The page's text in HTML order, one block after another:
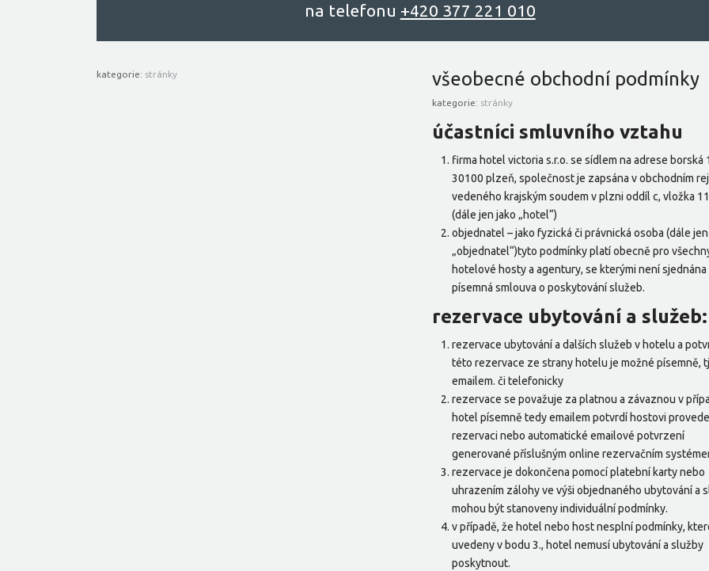
na telefonu +420 377 221 010
kategorie: stránky všeobecné obchodní podmínky
kategorie: stránky
účastníci smluvního vztahu
firma hotel victoria s.r.o. se sídlem na adrese borská
30100 plzeň, společnost je zapsána v obchodním
vedeného krajským soudem v plzni oddíl c, vložka
(dále jen jako „hotel“)
objednatel – jako fyzická či právnická osoba (dále jen
„objednatel“)tyto podmínky platí obecně pro
hotelové hosty a agentury, se kterými není sjednána
písemná smlouva o poskytování služeb.
rezervace ubytování a služeb:
rezervace ubytování a dalších služeb v hotelu a
této rezervace ze strany hotelu je možné písemně,
emailem. či telefonicky
rezervace se považuje za platnou a závaznou v
hotel písemně tedy emailem potvrdí hostovi
rezervaci nebo automatické emailové potvrzení
generované příslušným online rezervačním
rezervace je dokončena pomocí platební karty nebo
uhrazením zálohy ve výši objednaného ubytování a
mohou být stanoveny individuální podmínky.
v případě, že hotel nebo host nesplní podmínky,
uvedeny v bodu 3., hotel nemusí ubytování a služby
poskytnout.